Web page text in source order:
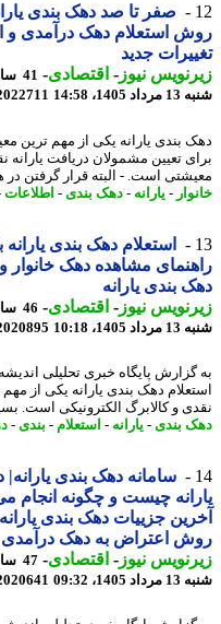
صفر تا صد دهک بندی یارانه
استعلام دهک درآمدی و
جدید
نیوز-اقتصادی-
41
14:58
82022711
بندی یارانه یکی از مهم ترین
تعیین مشمولان دریافت یارانه
است. - البته قرار گرفتن در هر
-یارانه- دهک بندی -اطلاعات-
استعلام دهک بندی یارانه با
مشاهده دهک خانوار و
بندی یارانه
نیوز-اقتصادی-
46
10:18
82020895
پایگاه خبری تحلیلی اندیشه
دهک بندی یارانه یکی از مهم
و کالابرگ الکترونیکی است. بسیاری
بندی -یارانه- استعلام-بندی -دهک
سامانه دهک بندی یارانه|
چیست و چگونه انجام می
جزییات دهک بندی یارانه
اعتراض به دهک درآمدی
نیوز-اقتصادی-
47
09:32
82020641